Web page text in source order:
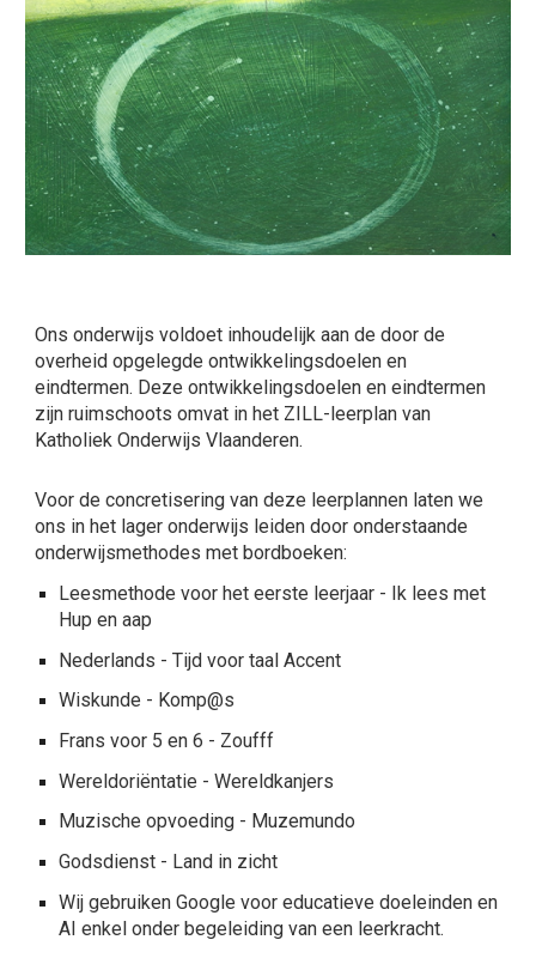
Ons onderwijs voldoet inhoudelijk aan de door de
overheid opgelegde ontwikkelingsdoelen en
eindtermen. Deze ontwikkelingsdoelen en eindtermen
zijn ruimschoots omvat in het ZILL-leerplan van
Katholiek Onderwijs Vlaanderen.
Voor de concretisering van deze leerplannen laten we
ons in het lager onderwijs leiden door onderstaande
onderwijsmethodes met bordboeken:
Leesmethode voor het eerste leerjaar - Ik lees met
Hup en aap
Nederlands - Tijd voor taal Accent
Wiskunde - Komp@s
Frans voor 5 en 6 - Zoufff
Wereldoriëntatie -Wereldkanjers
Muzische opvoeding - Muzemundo
Godsdienst - Land in zicht
Wij gebruiken Google voor educatieve doeleinden en
AI enkel onder begeleiding van een leerkracht.